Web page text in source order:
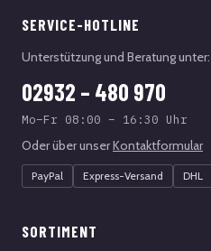
SERVICE-HOTLINE
Unterstützung und Beratung unter:
02932 – 480 970
Mo–Fr 08:00 – 16:30 Uhr
Oder über unserKontaktformular
PayPal Express-Versand DHL
SORTIMENT